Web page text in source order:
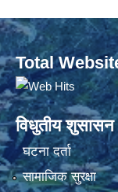
Total
विधुतीय शुसासन
घटना दर्ता
सामाजिक सुरक्षा